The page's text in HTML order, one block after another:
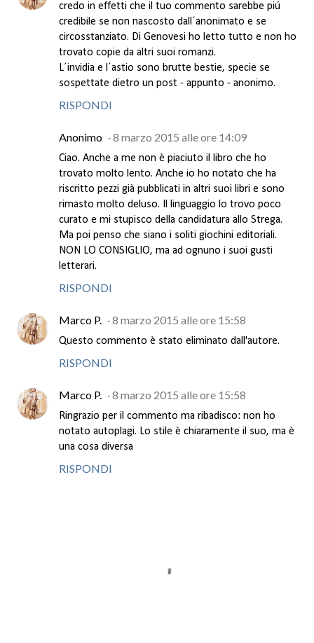
credo in effetti che il tuo commento sarebbe piú
credibile se non nascosto dall´anonimato e se
circosstanziato. Di Genovesi ho letto tutto e non ho
trovato copie da altri suoi romanzi.
L´invidia e l´astio sono brutte bestie, specie se
sospettate dietro un post - appunto - anonimo.
RISPONDI
Anonimo 8 marzo 2015 alle ore 14:09
Ciao. Anche a me non è piaciuto il libro che ho
trovato molto lento. Anche io ho notato che ha
riscritto pezzi già pubblicati in altri suoi libri e sono
rimasto molto deluso. Il linguaggio lo trovo poco
curato e mi stupisco della candidatura allo Strega.
Ma poi penso che siano i soliti giochini editoriali.
NON LO CONSIGLIO, ma ad ognuno i suoi gusti
letterari.
RISPONDI
Marco P. 8 marzo 2015 alle ore 15:58
Questo commento è stato eliminato dall'autore.
RISPONDI
Marco P. 8 marzo 2015 alle ore 15:58
Ringrazio per il commento ma ribadisco: non ho
notato autoplagi. Lo stile è chiaramente il suo, ma è
una cosa diversa
RISPONDI